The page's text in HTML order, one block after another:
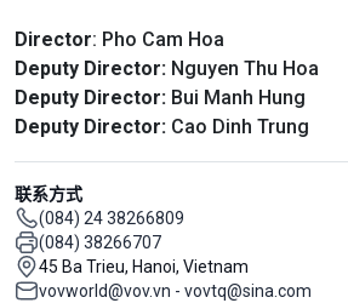
Director: Pho Cam Hoa
Deputy Director: Nguyen Thu Hoa
Deputy Director: Bui Manh Hung
Deputy Director: Cao Dinh Trung
联系方式
(084) 24 38266809
(084) 38266707
45 Ba Trieu, Hanoi, Vietnam
vovworld@vov.vn - vovtq@sina.com